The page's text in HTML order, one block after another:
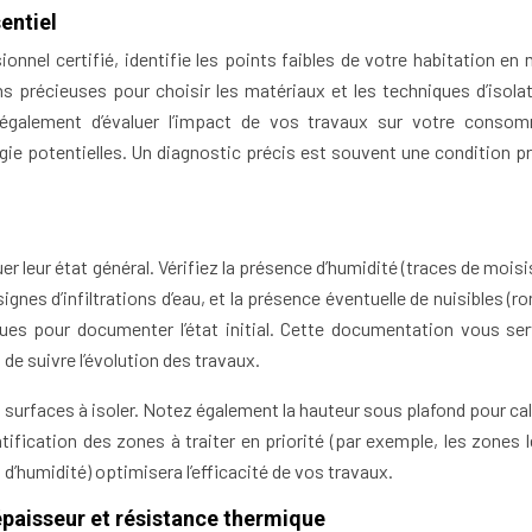
certifié, identifie les points faibles de votre habitation en
précieuses pour choisir les matériaux et les techniques
d’évaluer l’impact de vos travaux sur votre
potentielles. Un diagnostic précis est souvent une condition
leur état général. Vérifiez la présence d’humidité (traces de
d’infiltrations d’eau, et la présence éventuelle de nuisibles
pour documenter l’état initial. Cette documentation vous
suivre l’évolution des travaux.
à isoler. Notez également la hauteur sous plafond pour
des zones à traiter en priorité (par exemple, les zones
optimisera l’efficacité de vos travaux.
et résistance thermique